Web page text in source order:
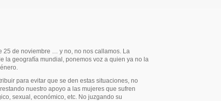
25 de noviembre … y no, no nos callamos. La
la geografía mundial, ponemos voz a quien ya no la
para evitar que se den estas situaciones, no
nuestro apoyo a las mujeres que sufren
sexual, económico, etc. No juzgando su